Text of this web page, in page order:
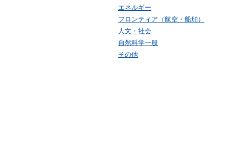
エネルギー
フロンティア（航空・船舶）
人文・社会
自然科学一般
その他